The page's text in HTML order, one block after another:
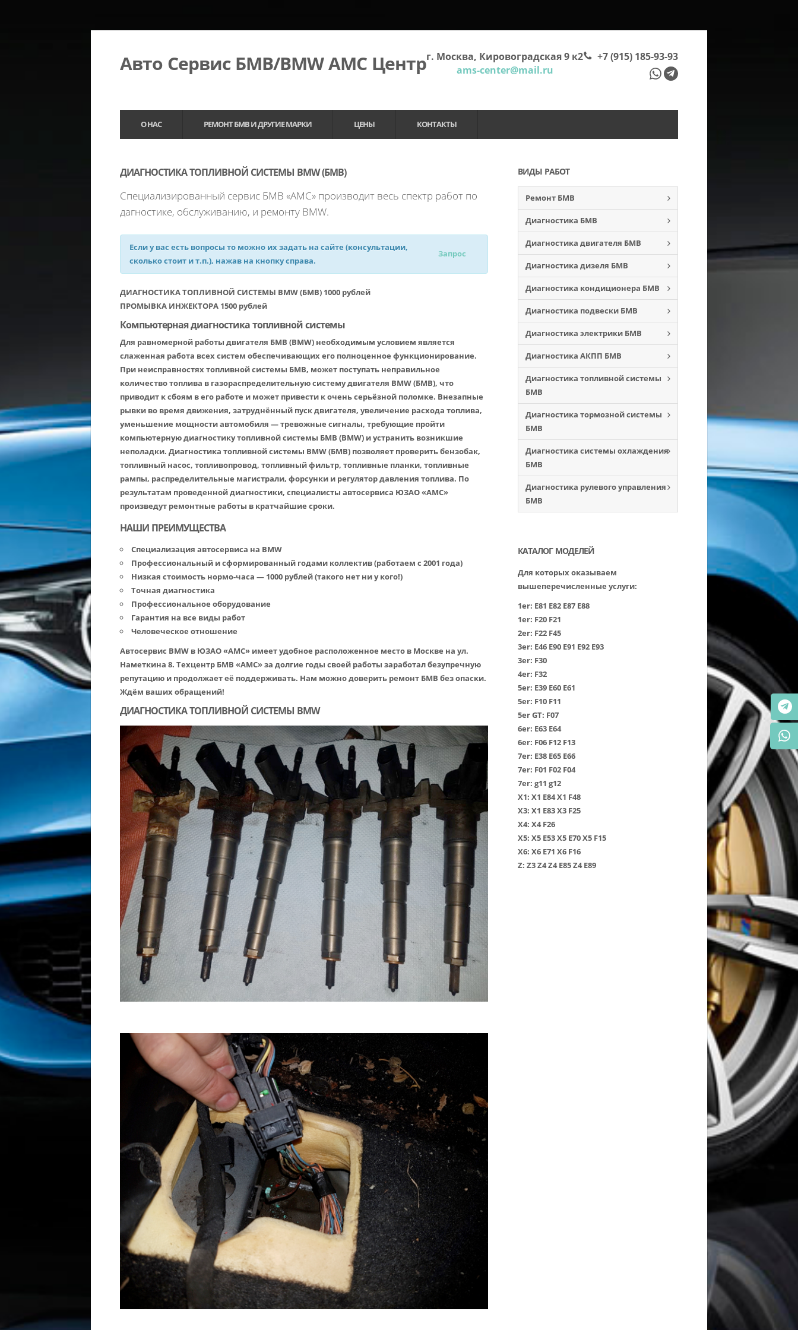
Авто Сервис БМВ/BMW АМС Центр +7 (915) 185-93-93
г. Москва, Кировоградская 9 к2
ams-center@mail.ru
О НАС РЕМОНТ БМВ И ДРУГИЕ МАРКИ ЦЕНЫ КОНТАКТЫ
ДИАГНОСТИКА ТОПЛИВНОЙ СИСТЕМЫ BMW (БМВ)
Специализированный сервис БМВ «АМС» производит весь спектр работ по
дагностике, обслуживанию, и ремонту BMW.
Если у вас есть вопросы то можно их задать на сайте (консультации,
сколько стоит и т.п.), нажав на кнопку справа.
Запрос
ДИАГНОСТИКА ТОПЛИВНОЙ СИСТЕМЫ BMW (БМВ) 1000 рублей
ПРОМЫВКА ИНЖЕКТОРА 1500 рублей
Компьютерная диагностика топливной системы
Для равномерной работы двигателя БМВ (BMW) необходимым условием является
слаженная работа всех систем обеспечивающих его полноценное функционирование.
При неисправностях топливной системы БМВ, может поступать неправильное
количество топлива в газораспределительную систему двигателя BMW (БМВ), что
приводит к сбоям в его работе и может привести к очень серьёзной поломке. Внезапные
рывки во время движения, затруднённый пуск двигателя, увеличение расхода топлива,
уменьшение мощности автомобиля — тревожные сигналы, требующие пройти
компьютерную диагностику топливной системы БМВ (BMW) и устранить возникшие
неполадки. Диагностика топливной системы BMW (БМВ) позволяет проверить бензобак,
топливный насос, топливопровод, топливный фильтр, топливные планки, топливные
рампы, распределительные магистрали, форсунки и регулятор давления топлива. По
результатам проведенной диагностики, специалисты автосервиса ЮЗАО «АМС»
произведут ремонтные работы в кратчайшие сроки.
НАШИ ПРЕИМУЩЕСТВА
Специализация автосервиса на BMW
Профессиональный и сформированный годами коллектив (работаем с 2001 года)
Низкая стоимость нормо-часа — 1000 рублей (такого нет ни у кого!)
Точная диагностика
Профессиональное оборудование
Гарантия на все виды работ
Человеческое отношение
Автосервис BMW в ЮЗАО «АМС» имеет удобное расположенное место в Москве на ул.
Наметкина 8. Техцентр БМВ «АМС» за долгие годы своей работы заработал безупречную
репутацию и продолжает её поддерживать. Нам можно доверить ремонт БМВ без опаски.
Ждём ваших обращений!
ДИАГНОСТИКА ТОПЛИВНОЙ СИСТЕМЫ BMW
ВИДЫ РАБОТ
Ремонт БМВ
Диагностика БМВ
Диагностика двигателя БМВ
Диагностика дизеля БМВ
Диагностика кондиционера БМВ
Диагностика подвески БМВ
Диагностика электрики БМВ
Диагностика АКПП БМВ
Диагностика топливной системы
БМВ
Диагностика тормозной системы
БМВ
Диагностика системы охлаждения
БМВ
Диагностика рулевого управления
БМВ
КАТАЛОГ МОДЕЛЕЙ
Для которых оказываем
вышеперечисленные услуги:
1er: Е81 Е82 Е87 Е88
1er: F20 F21
2er: F22 F45
3er: Е46 Е90 Е91 Е92 Е93
3er: F30
4er: F32
5er: Е39 Е60 Е61
5er: F10 F11
5er GT: F07
6er: Е63 Е64
6er: F06 F12 F13
7er: Е38 Е65 Е66
7er: F01 F02 F04
7er: g11 g12
Х1: Х1 Е84Х1 F48
Х3: Х1 Е83Х3 F25
Х4: Х4 F26
Х5: Х5 Е53Х5 Е70Х5 F15
Х6: Х6 Е71 Х6 F16
Z: Z3Z4Z4 E85Z4 E89